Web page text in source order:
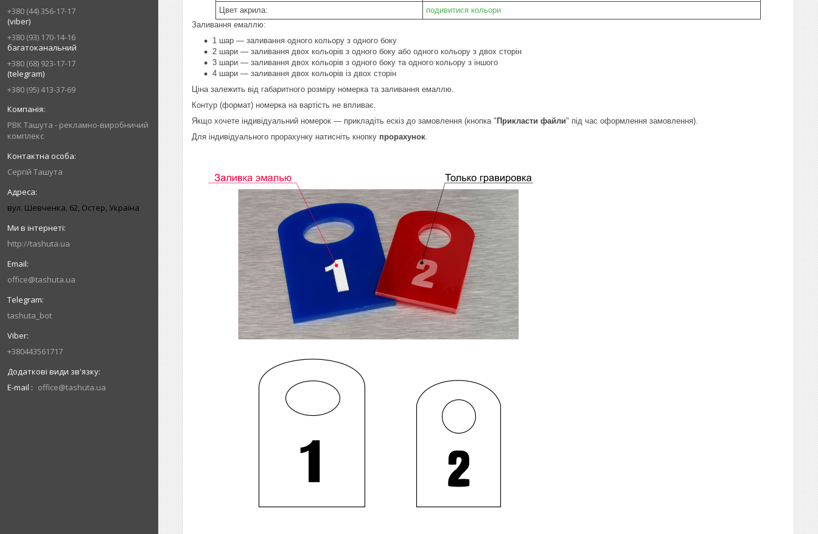
+380 (44) 356-17-17
(viber)
+380 (93) 170-14-16
багатоканальний
+380 (68) 923-17-17
(telegram)
+380 (95) 413-37-69
РВК Ташута - рекламно-виробничий
комплекс
Сергій Ташута
вул. Шевченка, 62, Остер, Україна
http://tashuta.ua
office@tashuta.ua
tashuta_bot
+380443561717
E-mail office@tashuta.ua
Цвет акрила:
подивитися кольори
Заливання емаллю:
1 шар — заливання одного кольору з одного боку
2 шари — заливання двох кольорів з одного боку або одного кольору з двох сторін
3 шари — заливання двох кольорів з одного боку та одного кольору з іншого
4 шари — заливання двох кольорів із двох сторін
Ціна залежить від габаритного розміру номерка та заливання емаллю.
Контур (формат) номерка на вартість не впливає.
Якщо хочете індивідуальний номерок — прикладіть ескіз до замовлення (кнопка " Прикласти файли" під час оформлення замовлення).
Для індивідуального прорахунку натисніть кнопку прорахунок.